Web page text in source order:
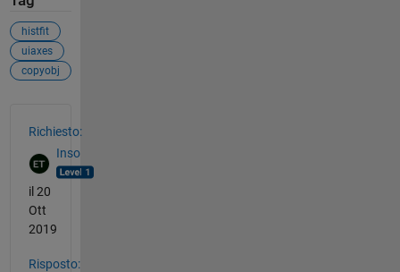
histfit
uiaxes
copyobj
Richiesto:
Inso
il 20
Ott
2019
Risposto: